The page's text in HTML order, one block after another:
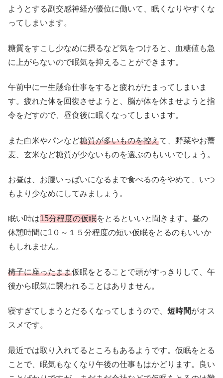
ようとする副交感神経が優位に働いて、眠くなりやすくな
ってしまいます。
糖質をすこし少なめに摂るなど気をつけると、血糖値も急
に上がらないので眠気を抑えることができます。
午前中に一生懸命仕事をすると疲れがたまってしまいま
す。疲れた体を回復させようと、脳が体を休ませようと指
令をだすので、昼食後に眠くなってしまいます。
また白米やパンなど糖質が多いものを控えて、野菜やお蕎
麦、玄米など糖質が少ないものを選ぶのもいいでしょう。
お昼は、お腹いっぱいになるまで食べるのをやめて、いつ
もより少なめにしてみましょう。
眠い時は15分程度の仮眠をとるといいと聞きます。昼の
休憩時間に1０～１５分程度の短い仮眠をとるのもいいか
もしれません。
椅子に座ったまま仮眠をとることで頭がすっきりして、午
後から眠気に襲われることはありません。
寝すぎてしまうとだるくなってしまうので、 短時間がオス
スメです。
最近では取り入れてるところもあるようです。仮眠をとる
ことで、眠気もなくなり午後の仕事もはかどります。良い